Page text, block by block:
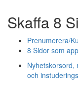
Skaffa 8
Prenumerera/
8 Sidor som app
Nyhetskorsord,
och